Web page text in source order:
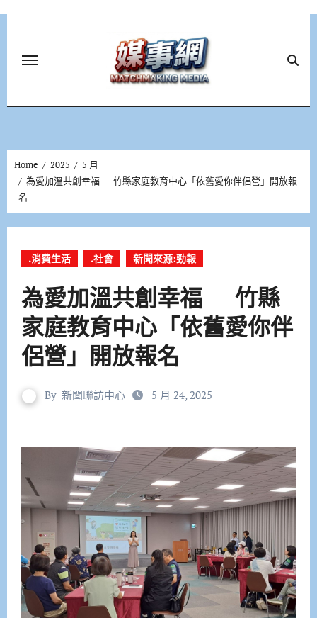
Home 2025
5 月
為愛加溫共創幸福 竹縣家庭教育中心「依舊愛你伴侶營」開放報
名
.消費生活 .社會 新聞來源:勁報
為愛加溫共創幸福 竹縣
家庭教育中心「依舊愛你伴
侶營」開放報名
By 新聞聯訪中心 5 月 24, 2025